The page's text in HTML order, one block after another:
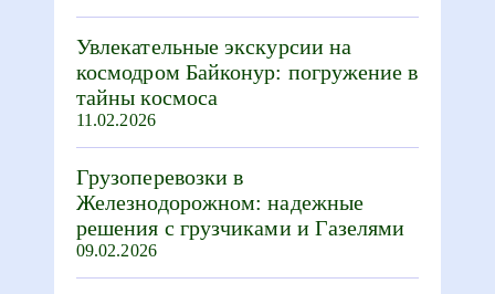
Увлекательные экскурсии на
космодром Байконур: погружение в
тайны космоса
11.02.2026
Грузоперевозки в
Железнодорожном: надежные
решения с грузчиками и Газелями
09.02.2026